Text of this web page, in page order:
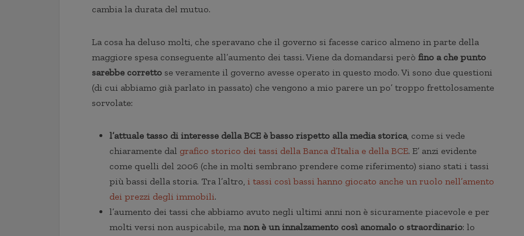
cambia la durata del mutuo.
La cosa ha deluso molti, che speravano che il governo si facesse carico almeno in parte della
maggiore spesa conseguente all’aumento dei tassi. Viene da domandarsi però fino a che punto
sarebbe corretto se veramente il governo avesse operato in questo modo. Vi sono due questioni
(di cui abbiamo già parlato in passato) che vengono a mio parere un po’ troppo frettolosamente
sorvolate:
l’attuale tasso di interesse della BCE è basso rispetto alla media storica, come si vede
chiaramente dal grafico storico dei tassi della Banca d’Italia e della BCE. E’ anzi evidente
come quelli del 2006 (che in molti sembrano prendere come riferimento) siano stati i tassi
più bassi della storia. Tra l’altro, i tassi così bassi hanno giocato anche un ruolo nell’amento
dei prezzi degli immobili.
l’aumento dei tassi che abbiamo avuto negli ultimi anni non è sicuramente piacevole e per
molti versi non auspicabile, ma non è un innalzamento così anomalo o straordinario: lo